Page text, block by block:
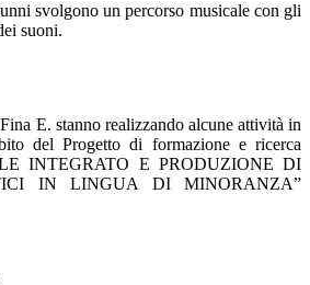
svolgono un percorso musicale con gli
suoni.
E. stanno realizzando alcune attività in
del Progetto di formazione e ricerca
INTEGRATO E PRODUZIONE DI
IN LINGUA DI MINORANZA”